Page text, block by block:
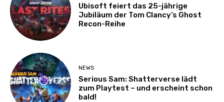
Ubisoft feiert das 25-jährige
Jubiläum der Tom Clancy’s Ghost
Recon-Reihe
NEWS
Serious Sam: Shatterverse lädt
zum Playtest – und erscheint schon
bald!